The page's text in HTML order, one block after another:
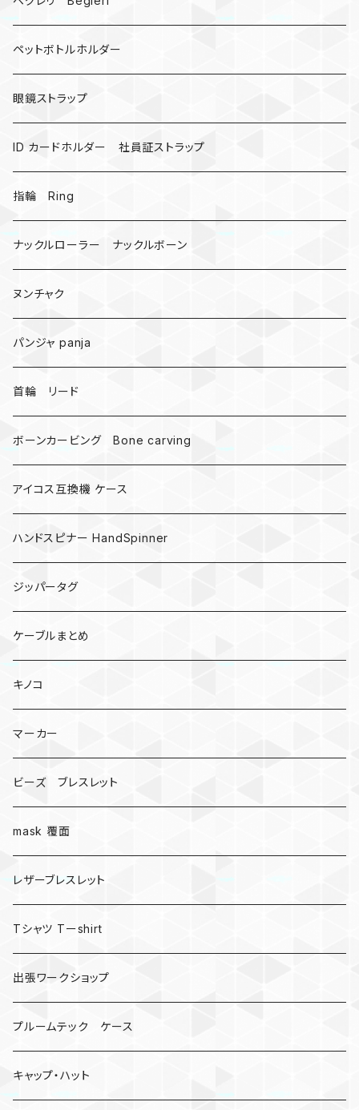
カウベル 熊鈴
昆虫
ミツバチ
AirTag
戦国武将、侍
悪魔の鍵
爬虫類、蛇
DNA 螺旋
受注作成_名入り、ネーム
ペットボトルホルダー
眼鏡ストラップ
ID カードホルダー 社員証ストラップ
指輪 Ring
ナックルローラー ナックルボーン
ヌンチャク
パンジャ panja
首輪 リード
ボーンカービング Bone carving
アイコス互換機 ケース
ハンドスピナー HandSpinner
ジッパータグ
ケーブルまとめ
キノコ
マーカー
ビーズ ブレスレット
mask 覆面
レザーブレスレット
Tシャツ Tーshirt
出張ワークショップ
プルームテック ケース
キャップ・ハット